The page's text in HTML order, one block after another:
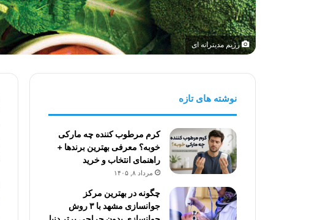
رژیم مدیترانه ای
نوشته های تازه
کرم مرطوب کننده چه مارکی
خوبه؟ معرفی بهترین برندها +
راهنمای انتخاب و خرید
مرداد ۸, ۱۴۰۵
چگونه در بهترین مرکز
جوانسازی مشهد با ۳ روش